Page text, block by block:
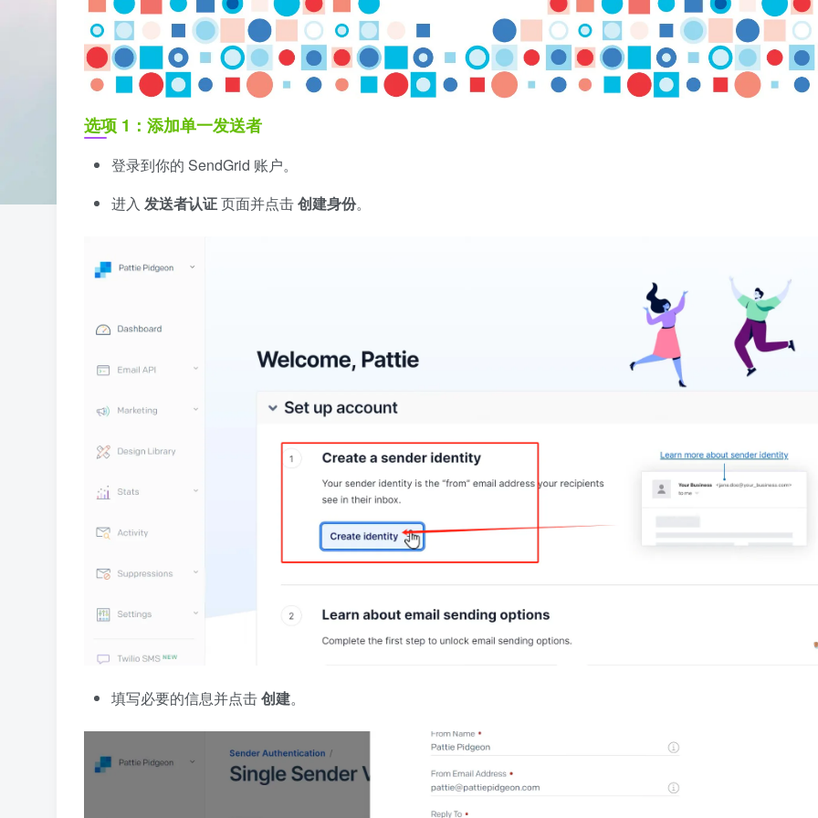
选项 1：添加单一发送者
登录到你的 SendGrid 账户。
进入 发送者认证页面并点击创建身份。
填写必要的信息并点击创建。